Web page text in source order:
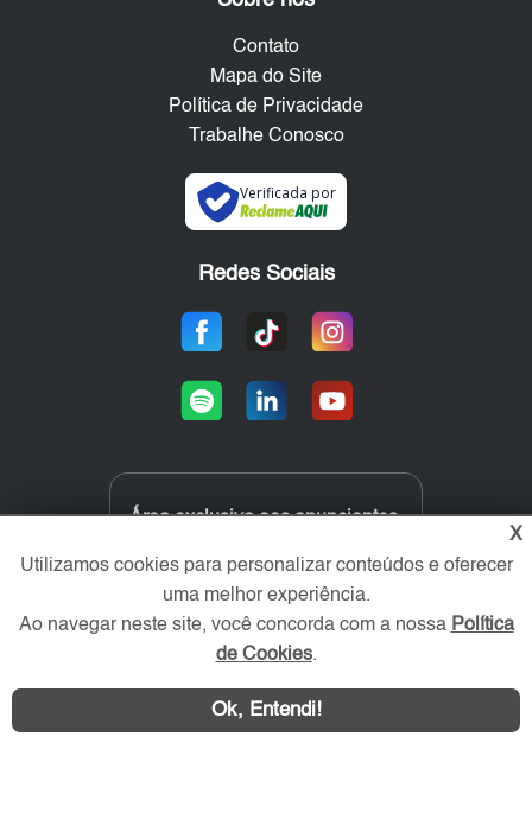
Contato
Mapa do Site
Política de Privacidade
Trabalhe Conosco
Verificada por
Redes Sociais
Área exclusiva aos anunciantes,
X
Utilizamos cookies para personalizar conteúdos e oferecer
uma melhor experiência.
Ao navegar neste site, você concorda com a nossa Política
de Cookies.
Ok, Entendi!